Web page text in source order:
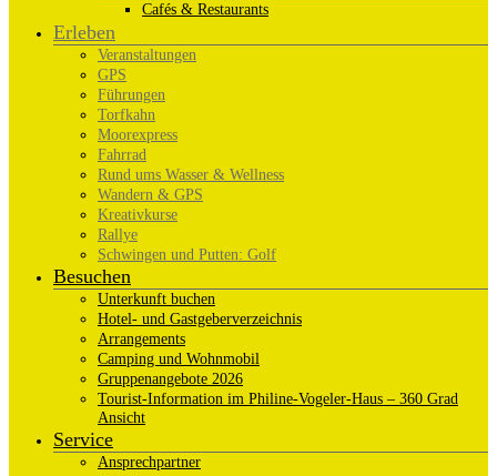
Cafés & Restaurants
Erleben
Veranstaltungen
GPS
Führungen
Torfkahn
Moorexpress
Fahrrad
Rund ums Wasser & Wellness
Wandern & GPS
Kreativkurse
Rallye
Schwingen und Putten: Golf
Besuchen
Unterkunft buchen
Hotel- und Gastgeberverzeichnis
Arrangements
Camping und Wohnmobil
Gruppenangebote 2026
Tourist-Information im Philine-Vogeler-Haus – 360 Grad
Ansicht
Service
Ansprechpartner